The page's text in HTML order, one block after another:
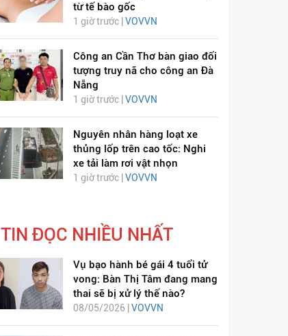
từ tế bào gốc
1 giờ trước | VOVVN
Công an Cần Thơ bàn giao đối
tượng truy nã cho công an Đà
Nẵng
1 giờ trước | VOVVN
Nguyên nhân hàng loạt xe
thủng lốp trên cao tốc: Nghi
xe tải làm rơi vật nhọn
1 giờ trước | VOVVN
TIN ĐỌC NHIỀU NHẤT
Vụ bạo hành bé gái 4 tuổi tử
vong: Bàn Thị Tâm đang mang
thai sẽ bị xử lý thế nào?
08/05/2026 | VOVVN